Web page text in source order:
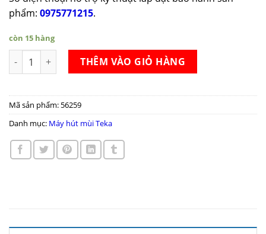
phẩm: 0975771215.
còn 15 hàng
Máy hút mùi Teka CNL 6415 số lượng
THÊM VÀO GIỎ HÀNG
Mã sản phẩm: 56259
Danh mục: Máy hút mùi Teka